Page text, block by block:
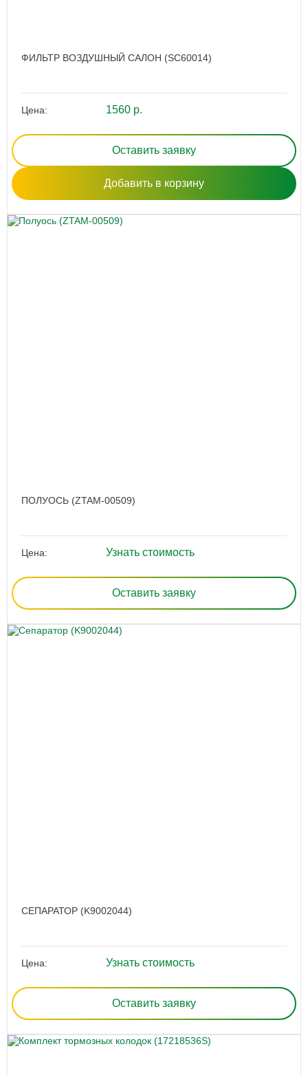
ФИЛЬТР ВОЗДУШНЫЙ САЛОН (SC60014)
Цена: 1560 р.
Оставить заявку
Добавить в корзину
ПОЛУОСЬ (ZTAM-00509)
Цена: Узнать стоимость
Оставить заявку
СЕПАРАТОР (K9002044)
Цена: Узнать стоимость
Оставить заявку